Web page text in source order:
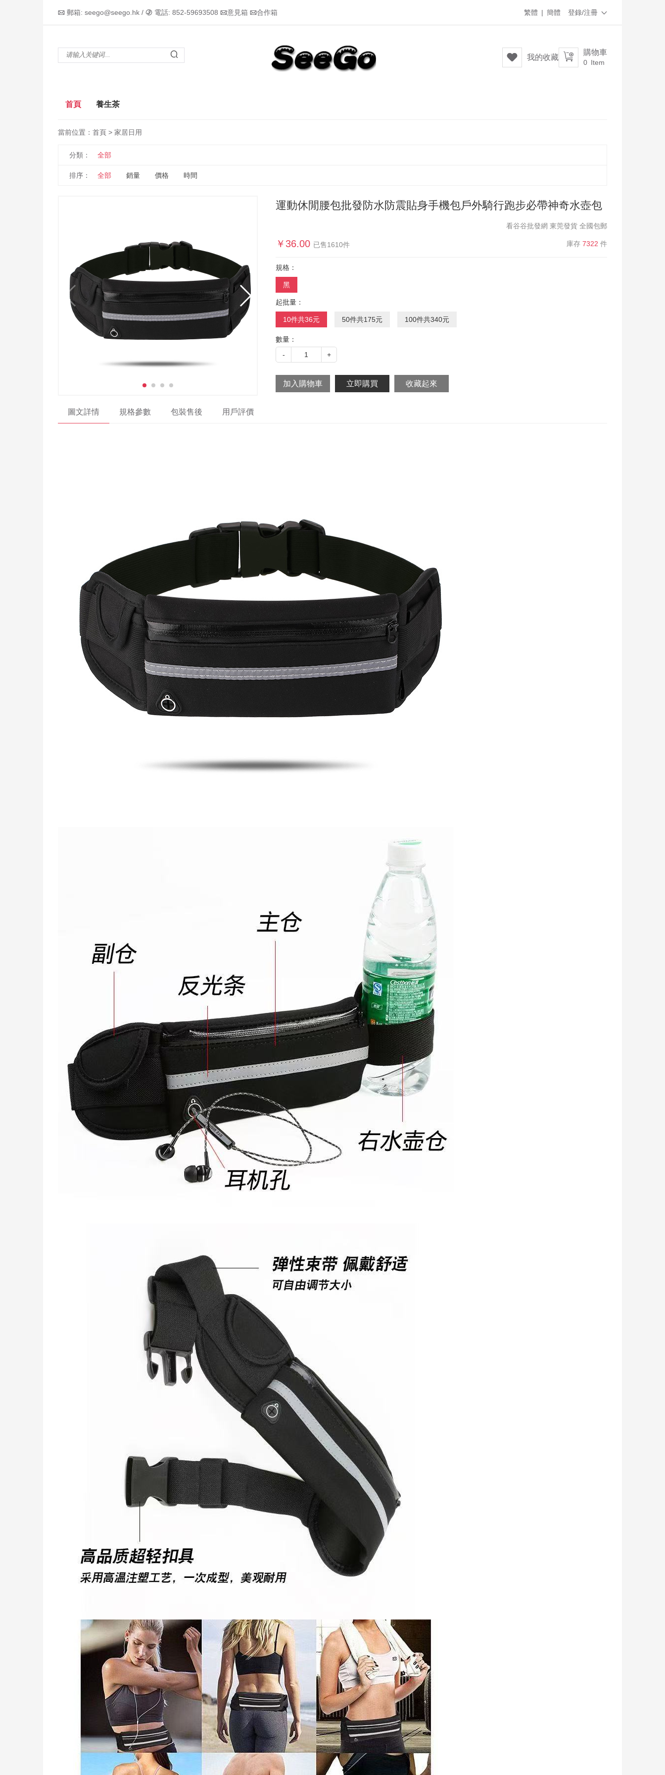
 郵箱: seego@seego.hk /  電話: 852-59693508 意見箱 合作箱 登錄/注冊 
繁體 | 簡體
  購物車
0 Item
 我的收藏
首頁 養生茶
當前位置： 首頁 > 家居日用
分類： 全部
排序： 全部 銷量 價格 時間
運動休閒腰包批發防水防震貼身手機包戶外騎行跑步必帶神奇水壺包
看谷谷批發網 東莞發貨 全國包郵
￥ 36.00 已售1610件 庫存 7322 件
規格：
黑
起批量：
10件共36元 50件共175元 100件共340元
數量：
-
1 +
圖文詳情 規格參數 包裝售後 用戶評價